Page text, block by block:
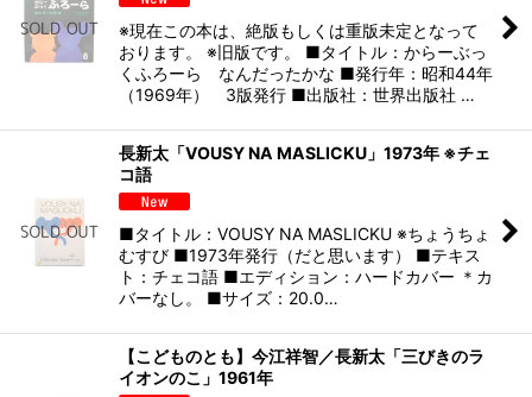
※現在この本は、絶版もしくは重版未定となって
おります。 ※旧版です。 ■タイトル：からーぶっ
くふろーら なんだったかな ■発行年：昭和44年
（1969年） 3版発行 ■出版社：世界出版社 …
長新太「VOUSY NA MASLICKU」1973年 ※チェ
コ語
■タイトル：VOUSY NA MASLICKU ※ちょうちょ
むすび ■1973年発行（だと思います） ■テキス
ト：チェコ語 ■エディション：ハードカバー ＊カ
バーなし。 ■サイズ：20.0…
【こどものとも】今江祥智／長新太「三びきのラ
イオンのこ」1961年